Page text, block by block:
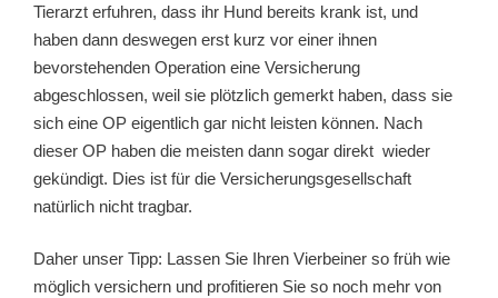
Tierarzt erfuhren, dass ihr Hund bereits krank ist, und
haben dann deswegen erst kurz vor einer ihnen
bevorstehenden Operation eine Versicherung
abgeschlossen, weil sie plötzlich gemerkt haben, dass sie
sich eine OP eigentlich gar nicht leisten können. Nach
dieser OP haben die meisten dann sogar direkt wieder
gekündigt. Dies ist für die Versicherungsgesellschaft
natürlich nicht tragbar.
Daher unser Tipp: Lassen Sie Ihren Vierbeiner so früh wie
möglich versichern und profitieren Sie so noch mehr von